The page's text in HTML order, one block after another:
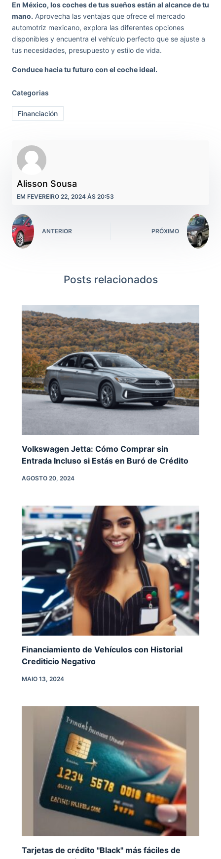
En México, los coches de tus sueños están al alcance de tu
mano. Aprovecha las ventajas que ofrece el mercado
automotriz mexicano, explora las diferentes opciones
disponibles y encuentra el vehículo perfecto que se ajuste a
tus necesidades, presupuesto y estilo de vida.
Conduce hacia tu futuro con el coche ideal.
Categorias
Financiación
Alisson Sousa
EM FEVEREIRO 22, 2024 ÀS 20:53
ANTERIOR PRÓXIMO
Posts relacionados
Volkswagen Jetta: Cómo Comprar sin
Entrada Incluso si Estás en Buró de Crédito
AGOSTO 20, 2024
Financiamiento de Vehículos con Historial
Crediticio Negativo
MAIO 13, 2024
Tarjetas de crédito "Black" más fáciles de